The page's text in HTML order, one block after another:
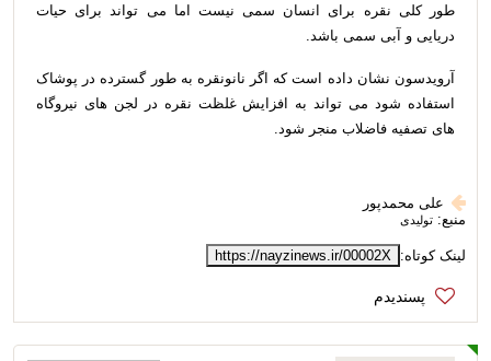
طور کلی نقره برای انسان سمی نیست اما می تواند برای حیات
دریایی و آبی سمی باشد.
آرویدسون نشان داده است که اگر نانونقره به طور گسترده در پوشاک
استفاده شود می تواند به افزایش غلظت نقره در لجن های نیروگاه
های تصفیه فاضلاب منجر شود.
علی محمدپور
منبع: تولیدی
لینک کوتاه: https://nayzinews.ir/00002X